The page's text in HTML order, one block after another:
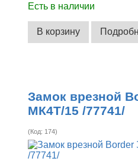
Есть в наличии
В корзину
Замок врезной
МК4Т/15 /77741/
(Код: 174)